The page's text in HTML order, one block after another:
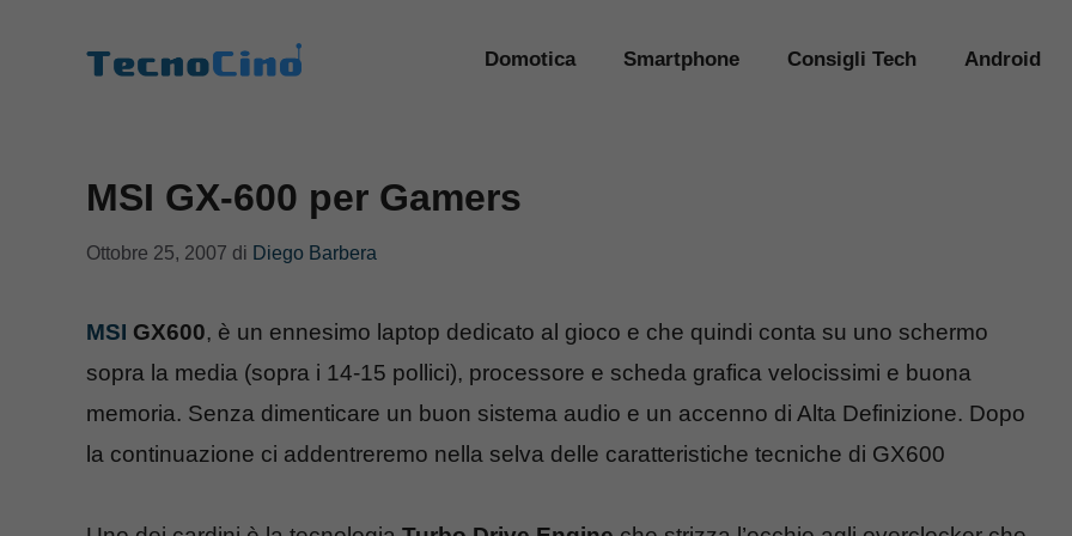
Domotica Smartphone Consigli Tech Android
MSI GX-600 per Gamers
Ottobre 25, 2007 di Diego Barbera
MSI GX600, è un ennesimo laptop dedicato al gioco e che quindi conta su uno schermo
sopra la media (sopra i 14-15 pollici), processore e scheda grafica velocissimi e buona
memoria. Senza dimenticare un buon sistema audio e un accenno di Alta Definizione. Dopo
la continuazione ci addentreremo nella selva delle caratteristiche tecniche di GX600